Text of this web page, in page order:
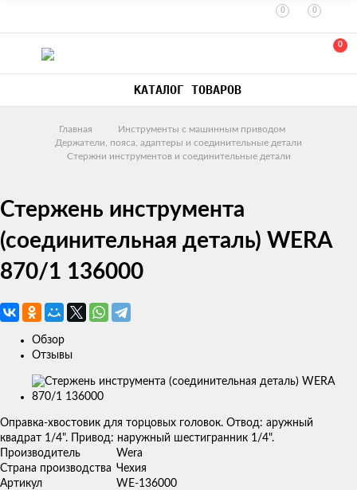
0 0
0
КАТАЛОГ ТОВАРОВ
Главная
Инструменты с машинным приводом
Держатели, пояса, адаптеры и соединительные детали
Стержни инструментов и соединительные детали
Стержень инструмента
(соединительная деталь) WERA
870/1 136000
Обзор
Отзывы
Изображения
Оправка-хвостовик для торцовых головок. Отвод: аружный
квадрат 1/4". Привод: наружный шестигранник 1/4".
Производитель
Wera
Страна производства Чехия
Артикул
WE-136000